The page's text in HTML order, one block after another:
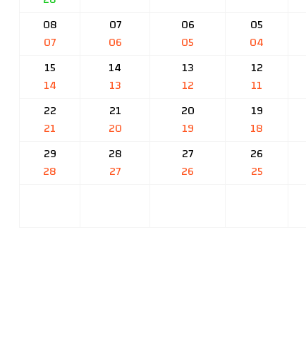
05
04
06
05
07
06
08
07
12
11
13
12
14
13
15
14
19
18
20
19
21
20
22
21
26
25
27
26
28
27
29
28